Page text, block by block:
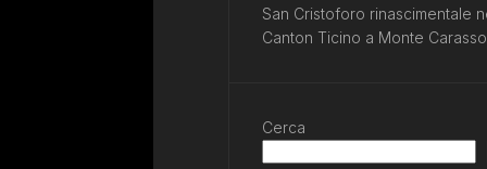
San Cristoforo rinascimentale
Canton Ticino a Monte Carasso
Cerca